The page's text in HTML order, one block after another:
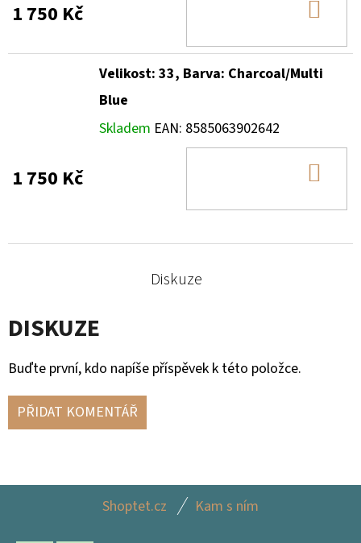
1 750 Kč
Velikost: 33, Barva: Charcoal/Multi
Blue
Skladem EAN: 8585063902642
1 750 Kč
Diskuze
DISKUZE
Buďte první, kdo napíše příspěvek k této položce.
PŘIDAT KOMENTÁŘ
Shoptet.cz Kam s ním